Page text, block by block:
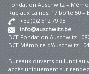
Fondation Auschwitz –
Rue aux Laines, 17 boîte 50 –
+32 (0)2 512 79 98
info@auschwitz.be
BCE Fondation Auschwitz :
BCE Mémoire d'Auschwitz :
Bureaux ouverts du lundi au
accès uniquement sur